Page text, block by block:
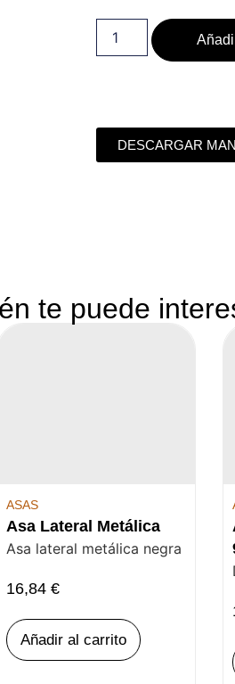
DESCARGAR
te puede
ASAS
Asa Lateral Metálica
Asa lateral metálica negra
16,84€
Añadir al carrito